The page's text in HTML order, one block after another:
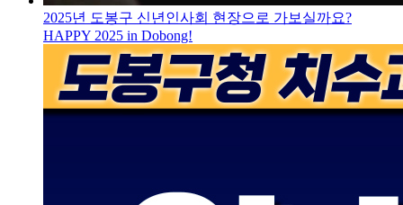
2025년 도봉구 신년인사회 현장으로 가보실까요?
HAPPY 2025 in Dobong!